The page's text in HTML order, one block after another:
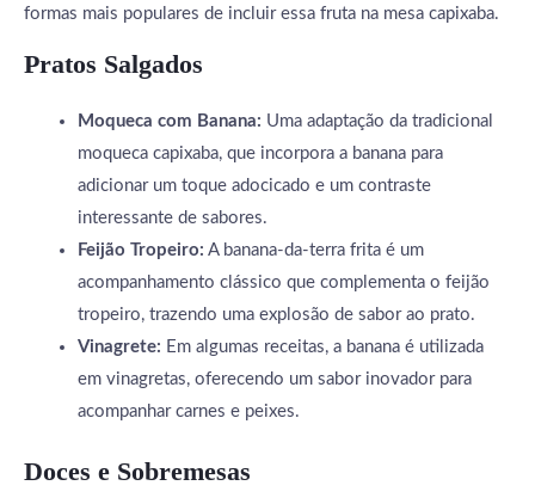
formas mais populares de incluir essa fruta na mesa capixaba.
Pratos Salgados
Moqueca com Banana: Uma adaptação da tradicional
moqueca capixaba, que incorpora a banana para
adicionar um toque adocicado e um contraste
interessante de sabores.
Feijão Tropeiro: A banana-da-terra frita é um
acompanhamento clássico que complementa o feijão
tropeiro, trazendo uma explosão de sabor ao prato.
Vinagrete: Em algumas receitas, a banana é utilizada
em vinagretas, oferecendo um sabor inovador para
acompanhar carnes e peixes.
Doces e Sobremesas